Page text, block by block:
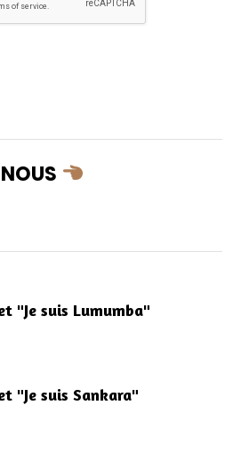
"Je suis Lumumba"
"Je suis Sankara"